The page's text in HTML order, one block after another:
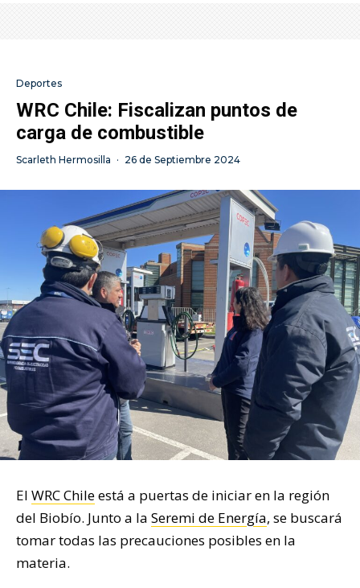
Deportes
WRC Chile: Fiscalizan puntos de
carga de combustible
Scarleth Hermosilla · 26 de Septiembre 2024
El WRC Chileestá a puertas de iniciar en la región
del Biobío. Junto a la Seremi de Energía, se buscará
tomar todas las precauciones posibles en la
materia.